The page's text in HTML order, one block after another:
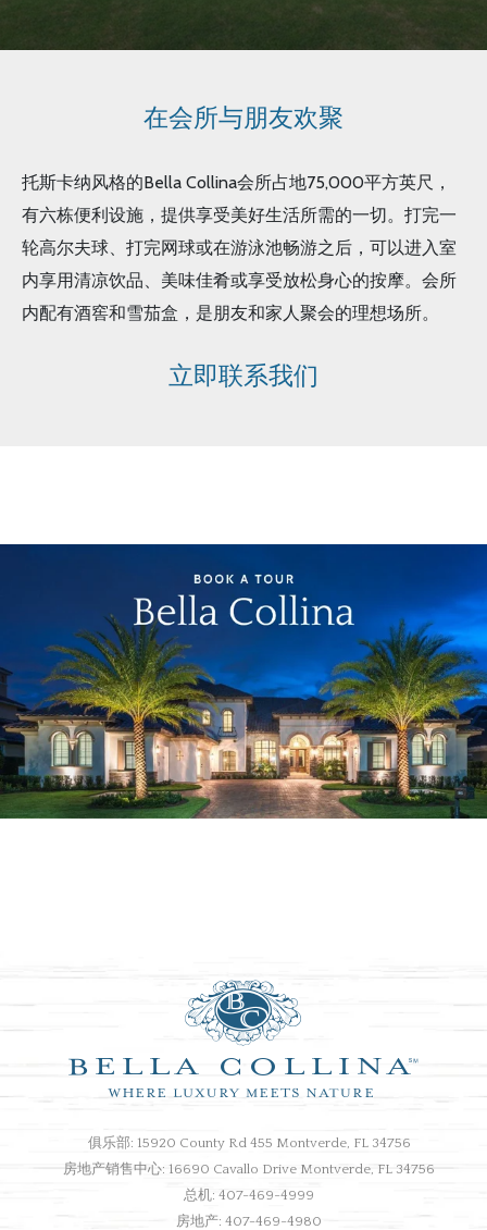
在会所与朋友欢聚
托斯卡纳风格的Bella Collina会所占地75,000平方英尺，
有六栋便利设施，提供享受美好生活所需的一切。打完一
轮高尔夫球、打完网球或在游泳池畅游之后，可以进入室
内享用清凉饮品、美味佳肴或享受放松身心的按摩。会所
内配有酒窖和雪茄盒，是朋友和家人聚会的理想场所。
立即联系我们
俱乐部: 15920 County Rd 455 Montverde, FL 34756
房地产销售中心: 16690 Cavallo Drive Montverde, FL 34756
总机: 407-469-4999
房地产: 407-469-4980